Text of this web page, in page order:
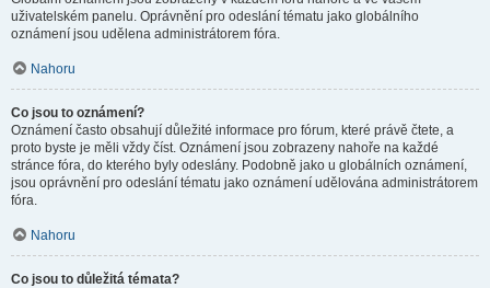
uživatelském panelu. Oprávnění pro odeslání tématu jako globálního
oznámení jsou udělena administrátorem fóra.
Nahoru
Co jsou to oznámení?
Oznámení často obsahují důležité informace pro fórum, které právě čtete, a
proto byste je měli vždy číst. Oznámení jsou zobrazeny nahoře na každé
stránce fóra, do kterého byly odeslány. Podobně jako u globálních oznámení,
jsou oprávnění pro odeslání tématu jako oznámení udělována administrátorem
fóra.
Nahoru
Co jsou to důležitá témata?